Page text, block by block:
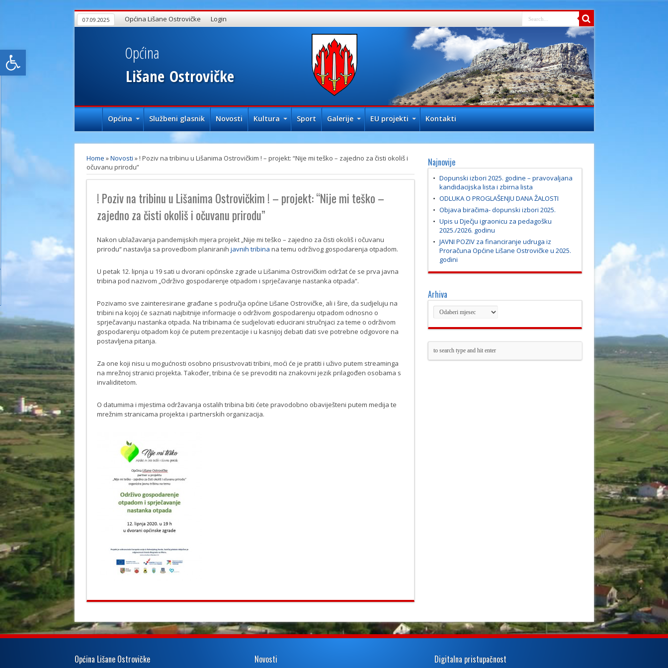
Open toolbar
07.09.2025 Općina Lišane Ostrovičke Login
Lišane Ostrovičke
Općina
Općina Službeni glasnik Novosti Kultura Sport Galerije EU projekti Kontakti
Home »Novosti »! Poziv na tribinu u Lišanima Ostrovičkim ! – projekt: “Nije mi teško – zajedno za čisti okoliš i
očuvanu prirodu”
! Poziv na tribinu u Lišanima Ostrovičkim ! – projekt: “Nije mi teško –
zajedno za čisti okoliš i očuvanu prirodu”
Nakon ublažavanja pandemijskih mjera projekt „Nije mi teško – zajedno za čisti okoliš i očuvanu
prirodu“ nastavlja sa provedbom planiranih javnih tribina na temu održivog gospodarenja otpadom.
U petak 12. lipnja u 19 sati u dvorani općinske zgrade u Lišanima Ostrovičkim održat će se prva javna
tribina pod nazivom „Održivo gospodarenje otpadom i sprječavanje nastanka otpada“.
Pozivamo sve zainteresirane građane s područja općine Lišane Ostrovičke, ali i šire, da sudjeluju na
tribini na kojoj će saznati najbitnije informacije o održivom gospodarenju otpadom odnosno o
sprječavanju nastanka otpada. Na tribinama će sudjelovati educirani stručnjaci za teme o održivom
gospodarenju otpadom koji će putem prezentacije i u kasnijoj debati dati sve potrebne odgovore na
postavljena pitanja.
Za one koji nisu u mogućnosti osobno prisustvovati tribini, moći će je pratiti i uživo putem streaminga
na mrežnoj stranici projekta. Također, tribina će se prevoditi na znakovni jezik prilagođen osobama s
invaliditetom.
O datumima i mjestima održavanja ostalih tribina biti ćete pravodobno obaviješteni putem medija te
mrežnim stranicama projekta i partnerskih organizacija.
Najnovije
Dopunski izbori 2025. godine – pravovaljana
kandidacijska lista i zbirna lista
ODLUKA O PROGLAŠENJU DANA ŽALOSTI
Objava biračima- dopunski izbori 2025.
Upis u Dječju igraonicu za pedagošku
2025./2026. godinu
JAVNI POZIV za financiranje udruga iz
Proračuna Općine Lišane Ostrovičke u 2025.
godini
Arhiva
Općina Lišane Ostrovičke Novosti Digitalna pristupačnost